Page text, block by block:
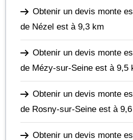
Obtenir un devis monte
de Nézel est à 9,3 km
Obtenir un devis monte
de Mézy-sur-Seine est à 9,5
Obtenir un devis monte
de Rosny-sur-Seine est à
Obtenir un devis monte